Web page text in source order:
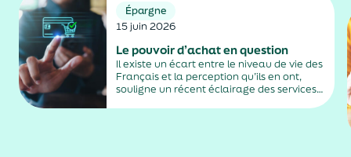
conflit au Moyen-Orient.
Épargne
15 juin 2026
Le pouvoir d’achat en question
Il existe un écart entre le niveau de vie des
Français et la perception qu’ils en ont,
souligne un récent éclairage des services